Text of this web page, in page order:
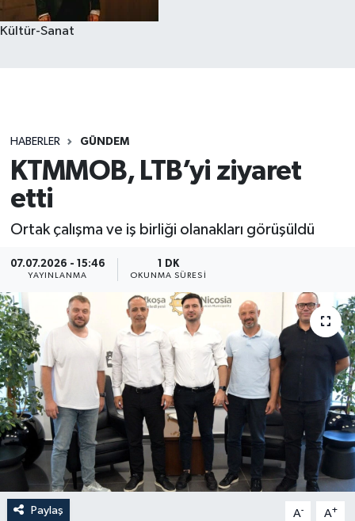
Kültür-Sanat
HABERLER GÜNDEM
KTMMOB, LTB’yi ziyaret
etti
Ortak çalışma ve iş birliği olanakları görüşüldü
07.07.2026 - 15:46
YAYINLANMA
1 DK
OKUNMA SÜRESI
Paylaş A- A+